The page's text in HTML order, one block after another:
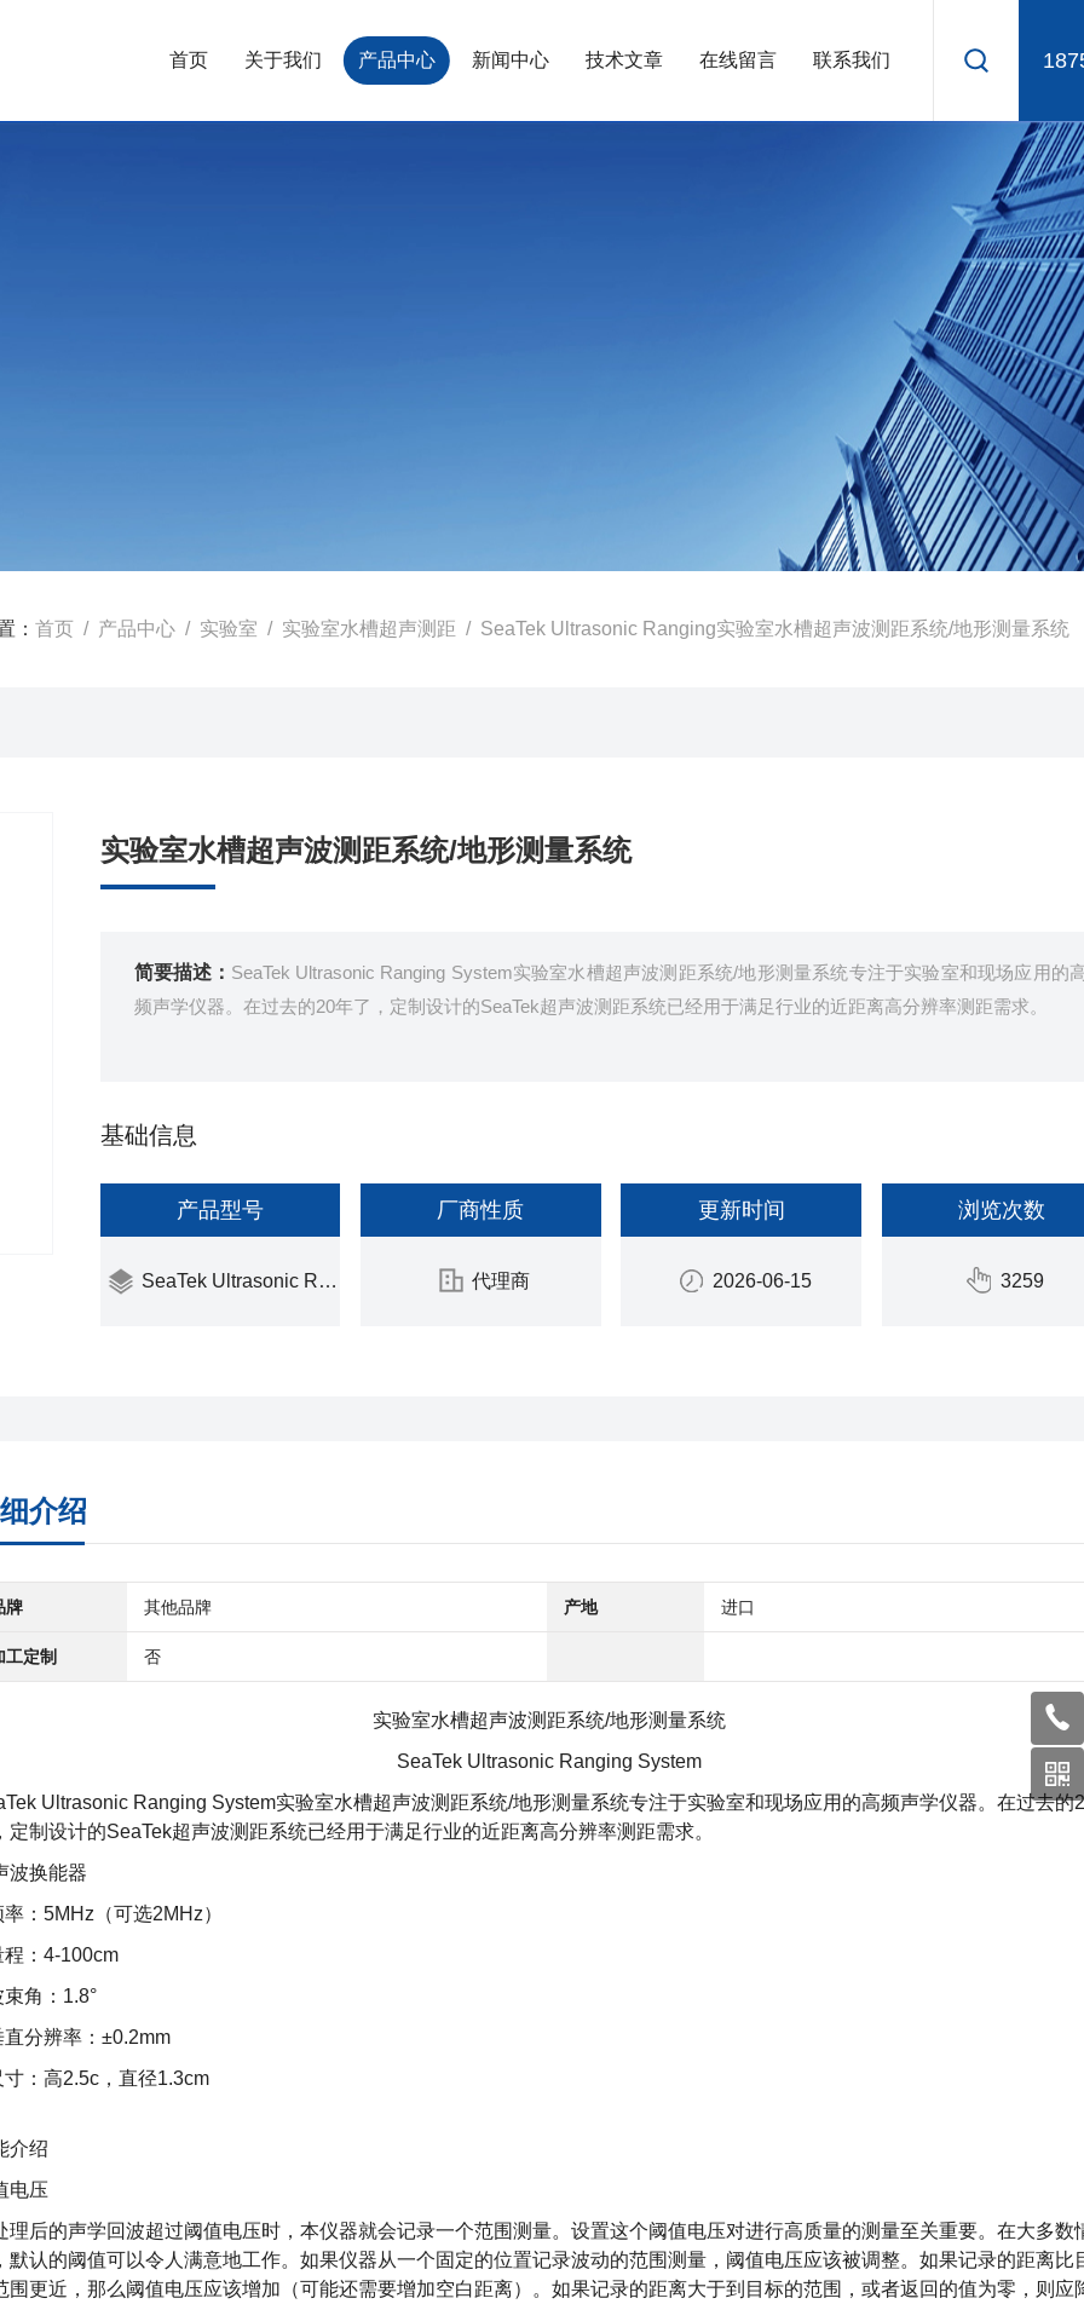
首页 关于我们 产品中心 新闻中心 技术文章 在线留言 联系我们
： 首页 / 产品中心 / 实验室 / 实验室水槽超声测距 / SeaTek Ultrasonic Ranging实验室水槽超声波测距系统/地形测量系统
实验室水槽超声波测距系统/地形测量系统
简要描述： SeaTek Ultrasonic Ranging System实验室水槽超声波测距系统/地形测量系统专注于实验室和现场应用的
频声学仪器。在过去的20年了，定制设计的SeaTek超声波测距系统已经用于满足行业的近距离高分辨率测距需求。
基础信息
产品型号
SeaTek Ultrasonic Ranging
厂商性质
代理商
更新时间
2026-06-15
浏览次数
3259
介绍
牌 其他品牌 产地 进口
工定制 否
实验室水槽超声波测距系统/地形测量系统
SeaTek Ultrasonic Ranging System
Ultrasonic Ranging System实验室水槽超声波测距系统/地形测量系统专注于实验室和现场应用的高频声学仪器。在过去的
定制设计的SeaTek超声波测距系统已经用于满足行业的近距离高分辨率测距需求。
波换能器
：5MHz（可选2MHz）
：4-100cm
角：1.8°
分辨率：±0.2mm
：高2.5c，直径1.3cm
介绍
电压
理后的声学回波超过阈值电压时，本仪器就会记录一个范围测量。设置这个阈值电压对进行高质量的测量至关重要。在大多数
默认的阈值可以令人满意地工作。如果仪器从一个固定的位置记录波动的范围测量，阈值电压应该被调整。如果记录的距离比
围更近，那么阈值电压应该增加（可能还需要增加空白距离）。如果记录的距离大于到目标的范围，或者返回的值为零，则应